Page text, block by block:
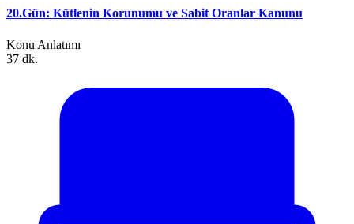
20.Gün: Kütlenin Korunumu ve Sabit Oranlar Kanunu
Konu Anlatımı
37 dk.